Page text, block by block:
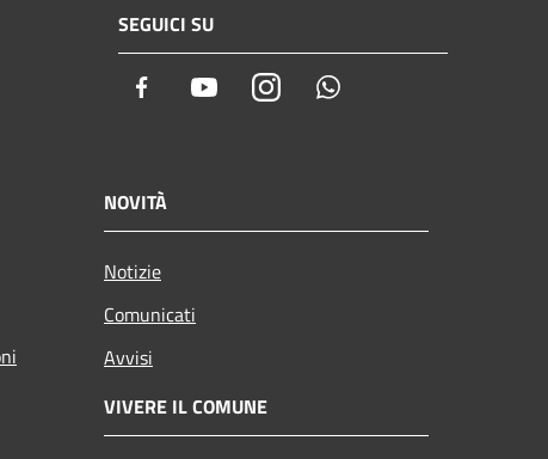
SEGUICI SU
Facebook YoutubeInstagram
NOVITÀ
Notizie
Comunicati
Avvisi
VIVERE IL COMUNE